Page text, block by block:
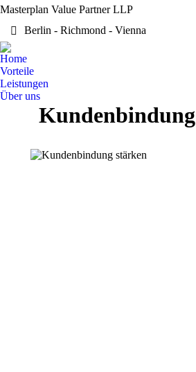
Masterplan Value Partner LLP
Berlin - Richmond - Vienna
Home
Vorteile
Leistungen
Über uns